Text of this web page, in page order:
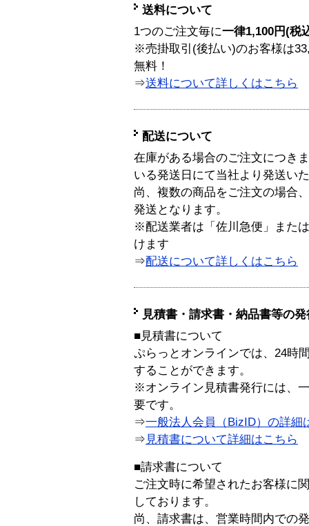
送料について
1つのご注文毎に一律1,100円(税
※売掛取引(後払い)のお客様は
無料！
⇒送料について詳しくはこちら
配送について
在庫がある場合のご注文につき
いる発送日にて当社より発送い
尚、複数の商品をご注文の場合
発送となります。
※配送業者は「佐川急便」また
けます
⇒配送について詳しくはこちら
見積書・請求書・納品書等の
■見積書について
ぷらっとオンラインでは、24時
することができます。
※オンライン見積書発行には、
要です。
⇒一般法人会員（BizID）の詳細
⇒ 見積書について詳細はこちら
■請求書について
ご注文時に希望されたお客様に
しております。
尚、請求書は、営業時間内での